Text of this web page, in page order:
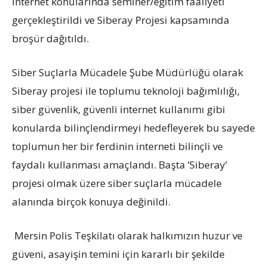
gerçekleştirildi ve Siberay Projesi kapsamında
broşür dağıtıldı.
Siber Suçlarla Mücadele Şube Müdürlüğü olarak
Siberay projesi ile toplumu teknoloji bağımlılığı,
siber güvenlik, güvenli internet kullanımı gibi
konularda bilinçlendirmeyi hedefleyerek bu sayede
toplumun her bir ferdinin interneti bilinçli ve
faydalı kullanması amaçlandı. Başta ’Siberay’
projesi olmak üzere siber suçlarla mücadele
alanında birçok konuya değinildi.
Mersin Polis Teşkilatı olarak halkımızın huzur ve
güveni, asayişin temini için kararlı bir şekilde